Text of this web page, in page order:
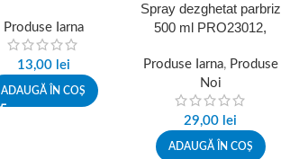
Produse Iarna
13,00 lei
ADAUGĂ ÎN COȘ
Spray dezghetat parbriz
500 ml PRO23012,
Produse Iarna, Produse
Noi
29,00 lei
ADAUGĂ ÎN COȘ